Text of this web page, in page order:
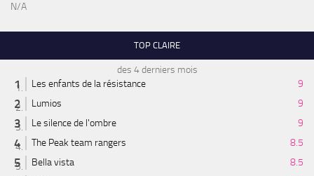
N/A
TOP CLAIRE
des 4 derniers mois
Les enfants de la résistance
9
Lumios
9
Le silence de l'ombre
9
The Peak team rangers
8.5
Bella vista
8.5